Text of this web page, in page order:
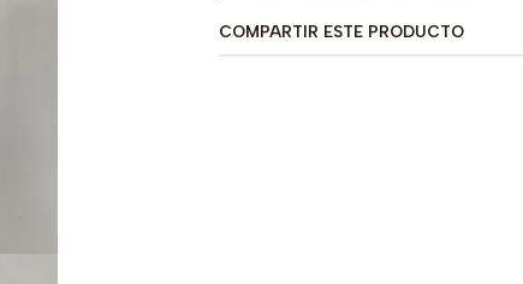
COMPARTIR ESTE PRODUCTO